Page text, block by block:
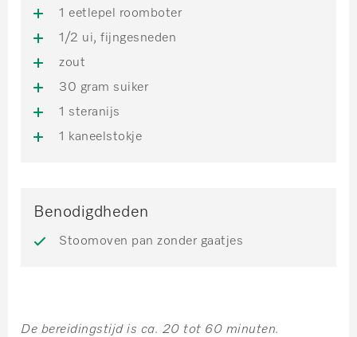
1 eetlepel roomboter
1/2 ui, fijngesneden
zout
30 gram suiker
1 steranijs
1 kaneelstokje
Benodigdheden
Stoomoven pan zonder gaatjes
De bereidingstijd is ca. 20 tot 60 minuten.